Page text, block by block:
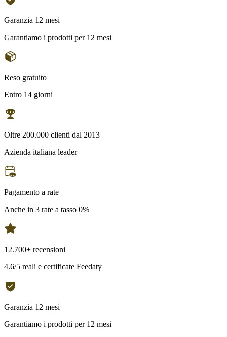
Garanzia 12 mesi
Garantiamo i prodotti per 12 mesi
Reso gratuito
Entro 14 giorni
Oltre 200.000 clienti dal 2013
Azienda italiana leader
Pagamento a rate
Anche in 3 rate a tasso 0%
12.700+ recensioni
4.6/5 reali e certificate Feedaty
Garanzia 12 mesi
Garantiamo i prodotti per 12 mesi